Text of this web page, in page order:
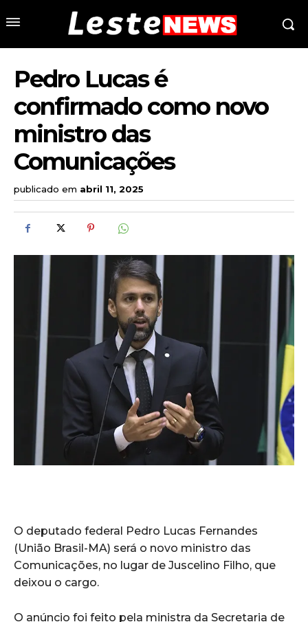
Pedro Lucas é
confirmado como novo
ministro das
Comunicações
publicado em abril 11, 2025
O deputado federal Pedro Lucas Fernandes
(União Brasil-MA) será o novo ministro das
Comunicações, no lugar de Juscelino Filho, que
deixou o cargo.
O anúncio foi feito pela ministra da Secretaria de